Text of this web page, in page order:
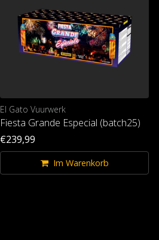
El Gato Vuurwerk
Fiesta Grande Especial (batch25)
€239,99
Im Warenkorb